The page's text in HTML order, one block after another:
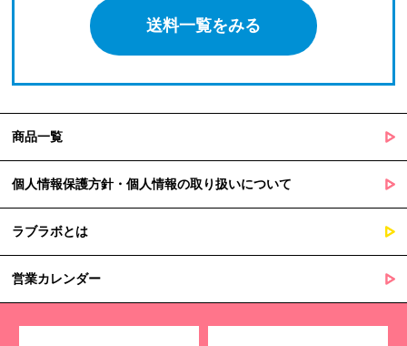
送料一覧をみる
商品一覧
個人情報保護方針・個人情報の取り扱いについて
ラブラボとは
営業カレンダー